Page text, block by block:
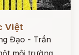
Việt
Đạo - Trần
môi trường